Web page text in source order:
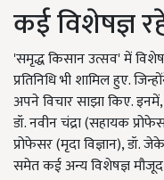
कई विशेषज्ञ
'समृद्ध किसान उत्सव' में
प्रतिनिधि भी शामिल हुए.
अपने विचार साझा किए.
डॉ. नवीन चंद्रा (सहायक
प्रोफेसर (मृदा विज्ञान), डॉ.
समेत कई अन्य विशेषज्ञ